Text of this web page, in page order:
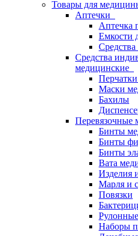
Товары для
Аптечки
Аптечка
Емкости
Средства
медицинские
Маски
Бахилы
Перевязочные
Бинты
Бинты
Бинты
Вата
Изделия
Марля и
Повязки
Наборы